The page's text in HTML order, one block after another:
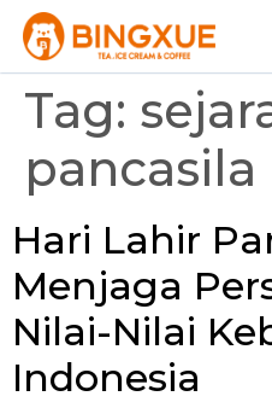
Tag:
pancasila
Hari Lahir
Menjaga
Nilai-Nilai
Indonesia